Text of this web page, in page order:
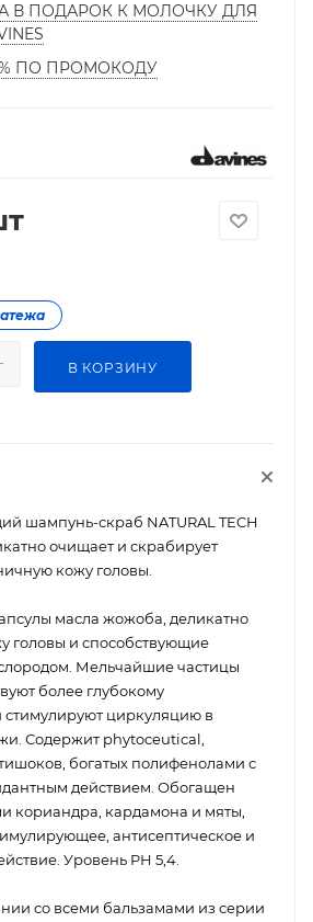
В ПОДАРОК К МОЛОЧКУ ДЛЯ
ПО ПРОМОКОДУ
В КОРЗИНУ
шампунь-скраб NATURAL TECH
очищает и скрабирует
кожу головы.
масла жожоба, деликатно
головы и способствующие
Мельчайшие частицы
более глубокому
циркуляцию в
Содержит phytoceutical,
богатых полифенолами с
действием. Обогащен
кориандра, кардамона и мяты,
антисептическое и
Уровень PH 5,4.
со всеми бальзамами из серии